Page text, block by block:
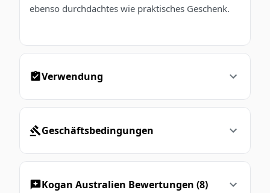
ebenso durchdachtes wie praktisches Geschenk.
Verwendung
Geschäftsbedingungen
Kogan Australien Bewertungen (8)